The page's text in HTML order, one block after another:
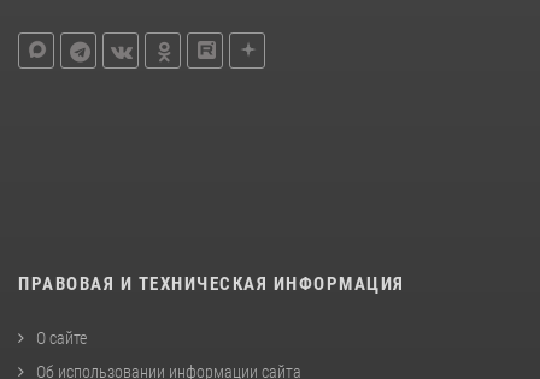
ПРАВОВАЯ И ТЕХНИЧЕСКАЯ ИНФОРМАЦИЯ
О сайте
Об использовании информации сайта